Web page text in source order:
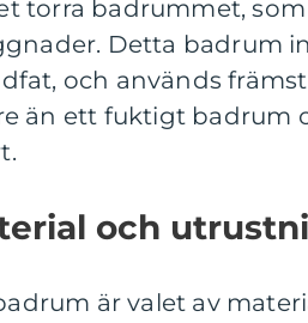
torra badrummet,
Detta badrum
och används
än ett fuktigt badrum
och
är valet av